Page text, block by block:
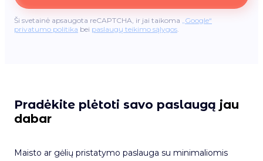
Ši svetainė apsaugota reCAPTCHA, ir jai taikoma
„Google“
privatumo politika bei paslaugų teikimo sąlygos
Pradėkite plėtoti savo paslaugą jau
dabar
Maisto ar gėlių pristatymo paslauga su minimaliomis